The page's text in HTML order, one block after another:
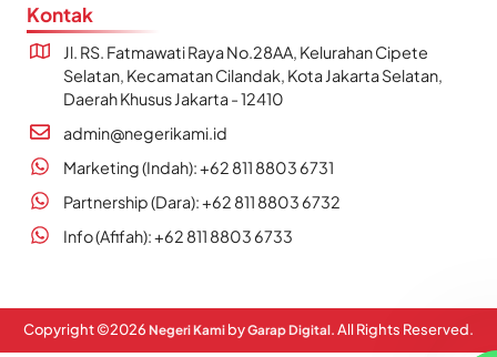
Kontak
Jl. RS. Fatmawati Raya No.28AA, Kelurahan Cipete
Selatan, Kecamatan Cilandak, Kota Jakarta Selatan,
Daerah Khusus Jakarta - 12410
admin@negerikami.id
Marketing (Indah): +62 811 8803 6731
Partnership (Dara): +62 811 8803 6732
Info (Afifah): +62 811 8803 6733
Copyright ©2026 Negeri Kami byGarap Digital. All Rights Reserved.